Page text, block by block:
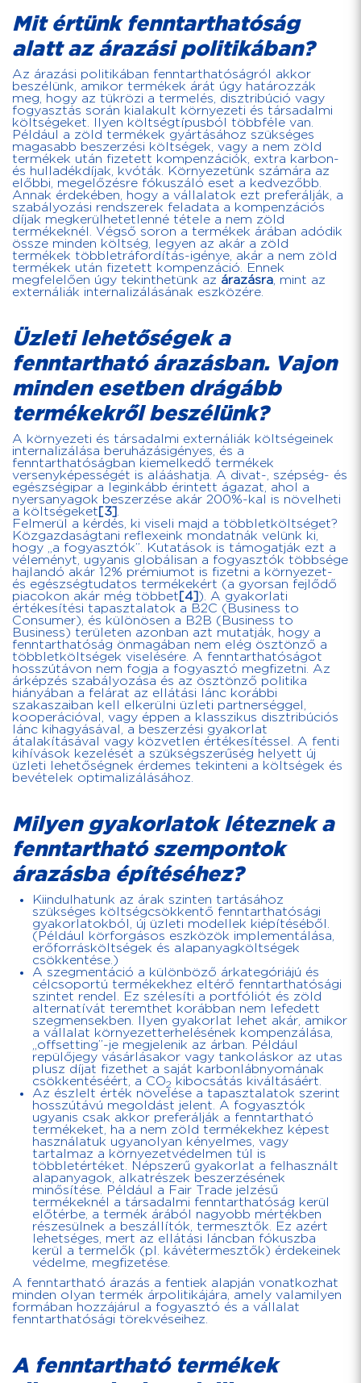
Mit értünk fenntarthatóság
alatt az árazási politikában?
Az árazási politikában fenntarthatóságról akkor
beszélünk, amikor termékek árát úgy határozzák
meg, hogy az tükrözi a termelés, disztribúció vagy
fogyasztás során kialakult környezeti és társadalmi
költségeket. Ilyen költségtípusból többféle van.
Például a zöld termékek gyártásához szükséges
magasabb beszerzési költségek, vagy a nem zöld
termékek után fizetett kompenzációk, extra karbon-
és hulladékdíjak, kvóták. Környezetünk számára az
előbbi, megelőzésre fókuszáló eset a kedvezőbb.
Annak érdekében, hogy a vállalatok ezt preferálják, a
szabályozási rendszerek feladata a kompenzációs
díjak megkerülhetetlenné tétele a nem zöld
termékeknél. Végső soron a termékek árában adódik
össze minden költség, legyen az akár a zöld
termékek többletráfordítás-igénye, akár a nem zöld
termékek után fizetett kompenzáció. Ennek
megfelelően úgy tekinthetünk az árazásra, mint az
externáliák internalizálásának eszközére.
Üzleti lehetőségek a
fenntartható árazásban. Vajon
minden esetben drágább
termékekről beszélünk?
A környezeti és társadalmi externáliák költségeinek
internalizálása beruházásigényes, és a
fenntarthatóságban kiemelkedő termékek
versenyképességét is alááshatja. A divat-, szépség- és
egészségipar a leginkább érintett ágazat, ahol a
nyersanyagok beszerzése akár 200%-kal is növelheti
a költségeket [3] .
Felmerül a kérdés, ki viseli majd a többletköltséget?
Közgazdaságtani reflexeink mondatnák velünk ki,
hogy „a fogyasztók”. Kutatások is támogatják ezt a
véleményt, ugyanis globálisan a fogyasztók többsége
hajlandó akár 12% prémiumot is fizetni a környezet-
és egészségtudatos termékekért (a gyorsan fejlődő
piacokon akár még többet [4] ). A gyakorlati
értékesítési tapasztalatok a B2C (Business to
Consumer), és különösen a B2B (Business to
Business) területen azonban azt mutatják, hogy a
fenntarthatóság önmagában nem elég ösztönző a
többletköltségek viselésére. A fenntarthatóságot
hosszútávon nem fogja a fogyasztó megfizetni. Az
árképzés szabályozása és az ösztönző politika
hiányában a felárat az ellátási lánc korábbi
szakaszaiban kell elkerülni üzleti partnerséggel,
kooperációval, vagy éppen a klasszikus disztribúciós
lánc kihagyásával, a beszerzési gyakorlat
átalakításával vagy közvetlen értékesítéssel. A fenti
kihívások kezelését a szükségszerűség helyett új
üzleti lehetőségnek érdemes tekinteni a költségek és
bevételek optimalizálásához.
Milyen gyakorlatok léteznek a
fenntartható szempontok
árazásba építéséhez?
Kiindulhatunk az árak szinten tartásához
szükséges költségcsökkentő fenntarthatósági
gyakorlatokból, új üzleti modellek kiépítéséből.
(Például körforgásos eszközök implementálása,
erőforrásköltségek és alapanyagköltségek
csökkentése.)
A szegmentáció a különböző árkategóriájú és
célcsoportú termékekhez eltérő fenntarthatósági
szintet rendel. Ez szélesíti a portfóliót és zöld
alternatívát teremthet korábban nem lefedett
szegmensekben. Ilyen gyakorlat lehet akár, amikor
a vállalat környezetterhelésének kompenzálása,
„offsetting”-je megjelenik az árban. Például
repülőjegy vásárlásakor vagy tankoláskor az utas
plusz díjat fizethet a saját karbonlábnyomának
csökkentéséért, a CO2
kibocsátás kiváltásáért.
Az észlelt érték növelése a tapasztalatok szerint
hosszútávú megoldást jelent. A fogyasztók
ugyanis csak akkor preferálják a fenntartható
termékeket, ha a nem zöld termékekhez képest
használatuk ugyanolyan kényelmes, vagy
tartalmaz a környezetvédelmen túl is
többletértéket. Népszerű gyakorlat a felhasznált
alapanyagok, alkatrészek beszerzésének
minősítése. Például a Fair Trade jelzésű
termékeknél a társadalmi fenntarthatóság kerül
előtérbe, a termék árából nagyobb mértékben
részesülnek a beszállítók, termesztők. Ez azért
lehetséges, mert az ellátási láncban fókuszba
kerül a termelők (pl. kávétermesztők) érdekeinek
védelme, megfizetése.
A fenntartható árazás a fentiek alapján vonatkozhat
minden olyan termék árpolitikájára, amely valamilyen
formában hozzájárul a fogyasztó és a vállalat
fenntarthatósági törekvéseihez.
A fenntartható termékek